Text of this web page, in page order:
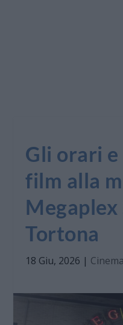
Gli orari
film alla
Tortona
18 Giu, 2026 | Cinema